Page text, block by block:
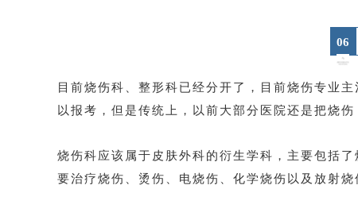
06
目前烧伤科、整形科已经分开了，目前烧伤专业
以报考，但是传统上，以前大部分医院还是把烧
烧伤科应该属于皮肤外科的衍生学科，主要包括
要治疗烧伤、烫伤、电烧伤、化学烧伤以及放射烧